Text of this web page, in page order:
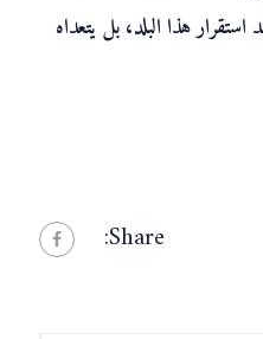
هذا البلد، بل يتعداه
Share: